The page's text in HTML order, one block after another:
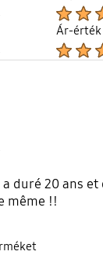
Ár-érték
duré 20 ans et
même !!